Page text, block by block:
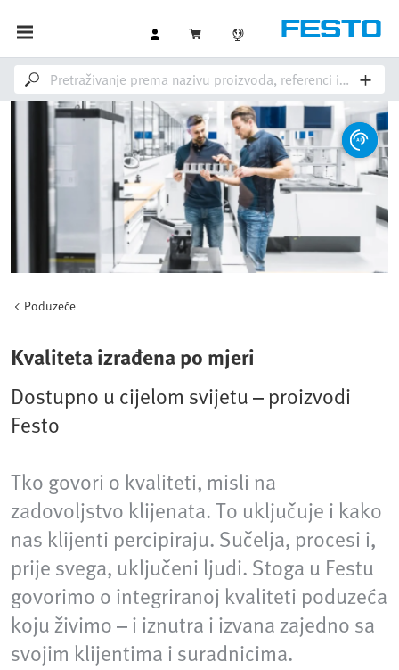
Poduzeće
Kvaliteta izrađena po mjeri
Dostupno u cijelom svijetu – proizvodi
Festo
Tko govori o kvaliteti, misli na
zadovoljstvo klijenata. To uključuje i kako
nas klijenti percipiraju. Sučelja, procesi i,
prije svega, uključeni ljudi. Stoga u Festu
govorimo o integriranoj kvaliteti poduzeća
koju živimo – i iznutra i izvana zajedno sa
svojim klijentima i suradnicima.